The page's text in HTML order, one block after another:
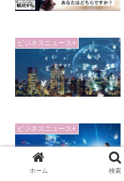
ビジネスニュース+
ビジネスニュース+
ホーム 検索